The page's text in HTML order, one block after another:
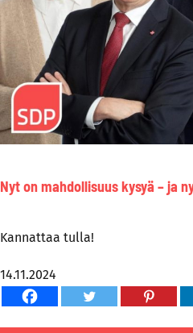
Nyt on mahdollisuus kysyä – ja
Kannattaa tulla!
14.11.2024